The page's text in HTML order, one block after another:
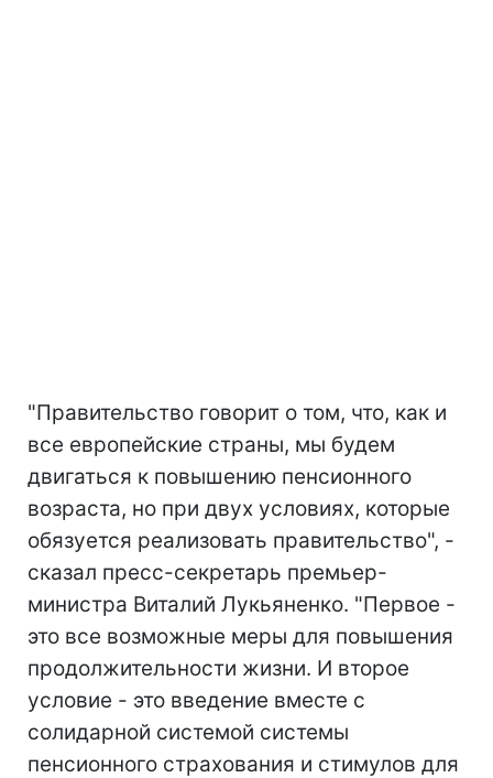
"Правительство говорит о том, что, как и
все европейские страны, мы будем
двигаться к повышению пенсионного
возраста, но при двух условиях, которые
обязуется реализовать правительство", -
сказал пресс-секретарь премьер-
министра Виталий Лукьяненко. "Первое -
это все возможные меры для повышения
продолжительности жизни. И второе
условие - это введение вместе с
солидарной системой системы
пенсионного страхования и стимулов для